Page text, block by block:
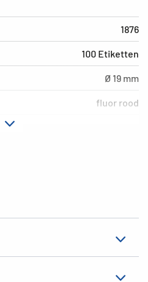
1876
100 Etiketten
Ø 19 mm
fluor rood